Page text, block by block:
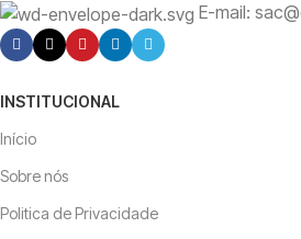
E-mail:
INSTITUCIONAL
Início
Sobre nós
Politica de Privacidade